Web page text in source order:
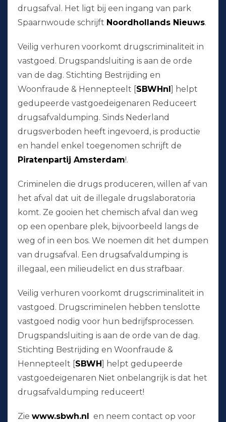
drugsafval. Het ligt bij een ingang van park
Spaarnwoude schrijft Noordhollands Nieuws.
Veilig verhuren voorkomt drugscriminaliteit in
vastgoed. Drugspandsluiting is aan de orde
van de dag. Stichting Bestrijding en
Woonfraude & Hennepteelt [SBWHnl] helpt
gedupeerde vastgoedeigenaren Reduceert
drugsafvaldumping. Sinds Nederland
drugsverboden heeft ingevoerd, is productie
en handel enkel toegenomen schrijft de
Piratenpartij Amsterdam!.
Criminelen die drugs produceren, willen af van
het afval dat uit de illegale drugslaboratoria
komt. Ze gooien het chemisch afval dan weg
op een openbare plek, bijvoorbeeld langs de
weg of in een bos. We noemen dit het dumpen
van drugsafval. Een drugsafvaldumping is
illegaal, een milieudelict en dus strafbaar.
Veilig verhuren voorkomt drugscriminaliteit in
vastgoed. Drugscriminelen hebben tenslotte
vastgoed nodig voor hun bedrijfsprocessen.
Drugspandsluiting is aan de orde van de dag.
Stichting Bestrijding en Woonfraude &
Hennepteelt [SBWH] helpt gedupeerde
vastgoedeigenaren Niet onbelangrijk is dat het
drugsafvaldumping reduceert!
Zie www.sbwh.nl en neem contact op voor